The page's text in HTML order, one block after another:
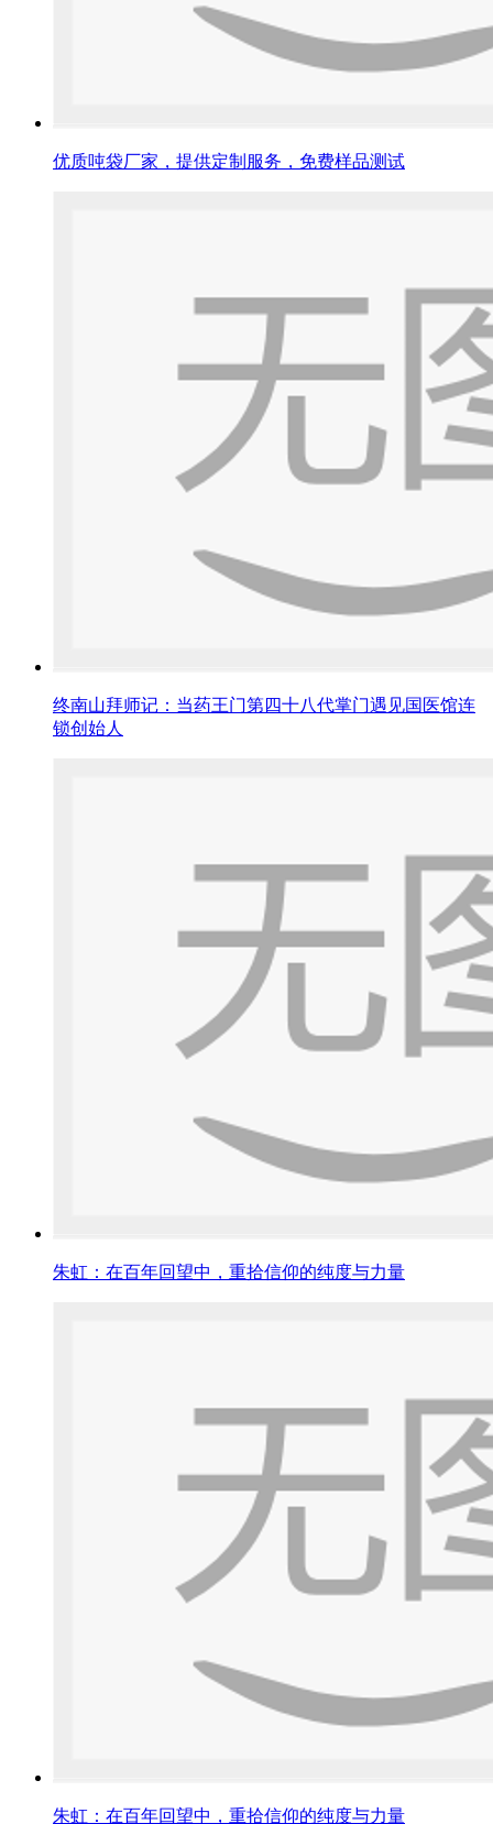
优质吨袋厂家，提供定制服务，免费样品测试
终南山拜师记：当药王门第四十八代掌门遇见国医馆连
锁创始人
朱虹：在百年回望中，重拾信仰的纯度与力量
朱虹：在百年回望中，重拾信仰的纯度与力量